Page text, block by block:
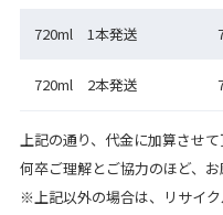
720ml 1本発送
720ml 2本発送
上記の通り、代金に加算させて
何卒ご理解とご協力のほど、お
※上記以外の場合は、リサイク